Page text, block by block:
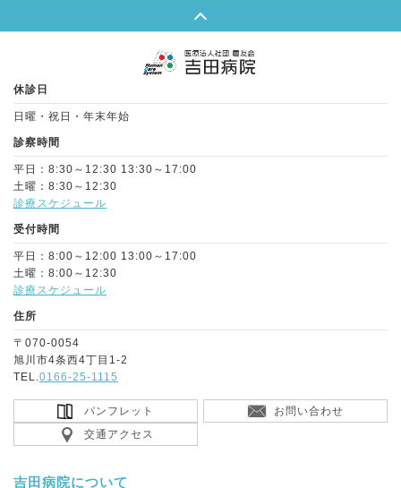
休診日
日曜・祝日・年末年始
診察時間
平日：8:30～12:30 13:30～17:00
土曜：8:30～12:30
診療スケジュール
受付時間
平日：8:00～12:00 13:00～17:00
土曜：8:00～12:30
診療スケジュール
住所
〒070-0054
旭川市4条西4丁目1-2
TEL.0166-25-1115
パンフレット
お問い合わせ
交通アクセス
吉田病院について